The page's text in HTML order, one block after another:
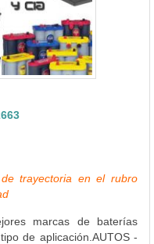
trayectoria en el rubro
marcas de baterías
de aplicación.AUTOS -